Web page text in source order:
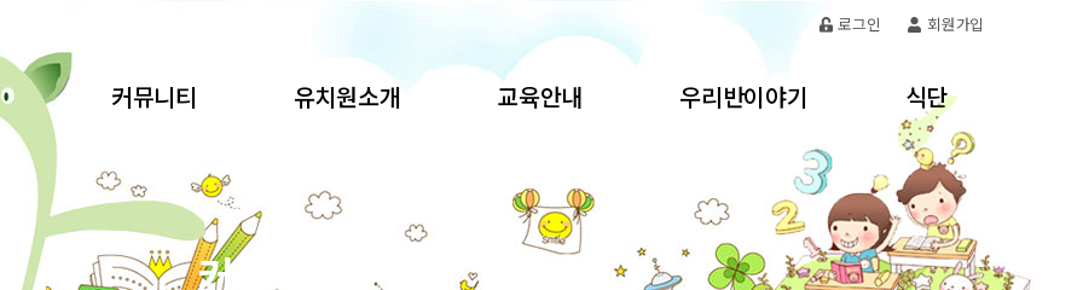
로그인 회원가입
커뮤니티
유치원소식
입학상담
노들유치원 유튜브
유치원소개
원장님 인사말
교육환경
교육안내
교육과정
특색교육
우리반이야기
별님반
바다반
식단
이달의 식단표
오늘의 메뉴
이달의 영양교육
커뮤니티